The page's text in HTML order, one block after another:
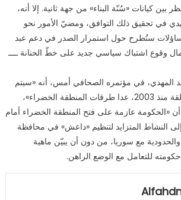
بين كيانات «سُنّة البناء» من جهة ثانية. إلا أنه،
في تحقيق ذلك التوافق، ومضيّ الأمور نحو
ستُطرح حول استمرار الصدر في دعم عبد
وقوع اشتباك سياسي جديد على خطّ الحنانة ــــ
المهدي، في مؤتمره الصحافي أمس، أنه «سيتم
فتح طرق عدة كانت مغلقة منذ 2003، عدا طرقات المنطقة الخضراء»،
«الحكومة عازمة على فتح المنطقة الخضراء أمام
النشاط المتزايد لتنظيم «داعش» في محافظة
والحدودية مع سوريا، من دون أن يبيّن ماهية
حكومته للتعامل مع الوضع الراهن.